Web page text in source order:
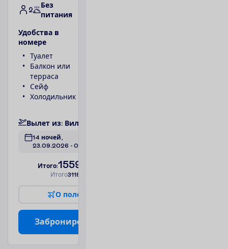
2
Без
питания
Удобства в
номере
Туалет
Балкон или
терраса
Сейф
Холодильник
Вылет из: Вил
14 ночей,
23.09.2026 - 07.10.2026
Итого:1559.00
Итого3118.00
О поле
Заброниро